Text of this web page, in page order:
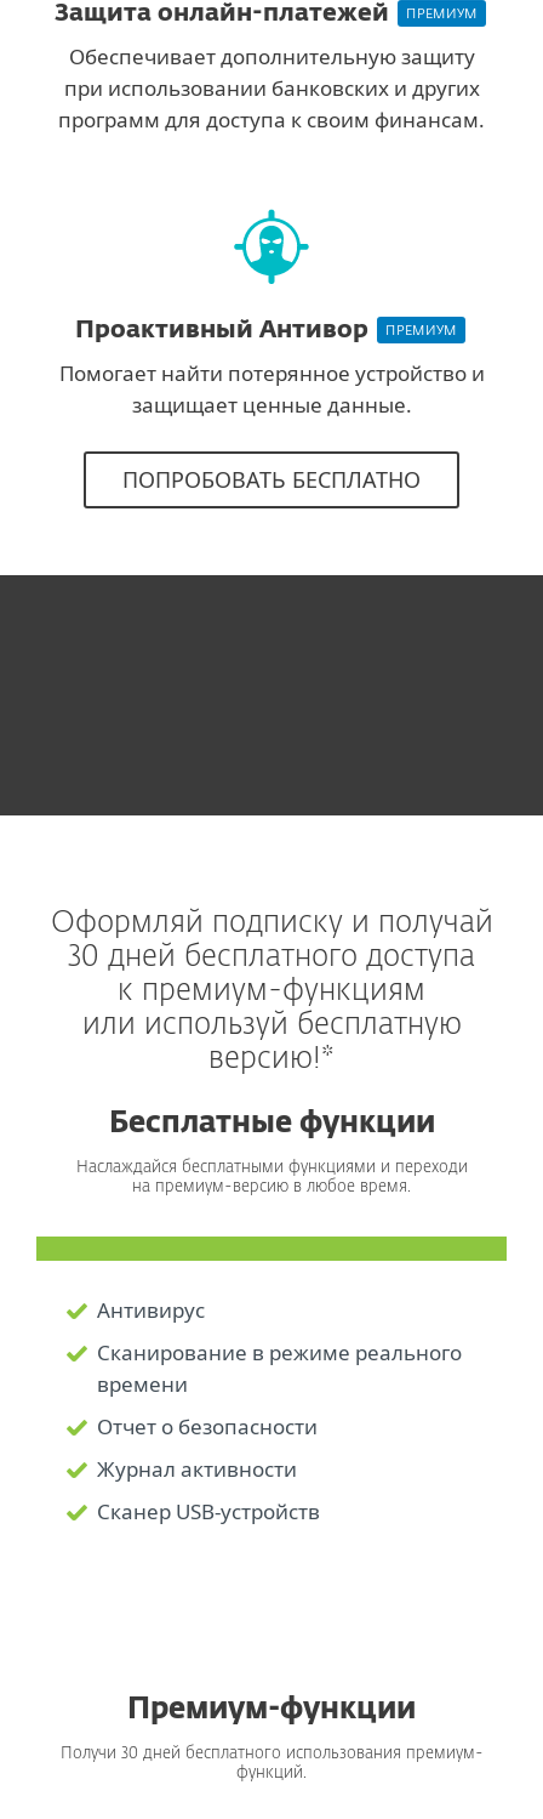
Защита онлайн-платежей ПРЕМИУМ
Обеспечивает дополнительную защиту
при использовании банковских и других
программ для доступа к своим финансам.
Проактивный Антивор ПРЕМИУМ
Помогает найти потерянное устройство и
защищает ценные данные.
ПОПРОБОВАТЬ БЕСПЛАТНО
Оформляй подписку и получай
30 дней бесплатного доступа
к премиум-функциям
или используй бесплатную
версию!*
Бесплатные функции
Наслаждайся бесплатными функциями и переходи
на премиум-версию в любое время.
Антивирус
Сканирование в режиме реального
времени
Отчет о безопасности
Журнал активности
Сканер USB-устройств
Премиум-функции
Получи 30 дней бесплатного использования премиум-
функций.